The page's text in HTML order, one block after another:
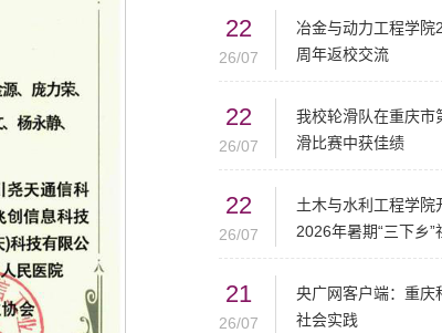
22
26/07
冶金与动力工程学
周年返校交流
22
26/07
我校轮滑队在重庆市
滑比赛中获佳绩
22
26/07
土木与水利工程学院
2026年暑期“三下乡
21
26/07
央广网客户端：重庆
社会实践